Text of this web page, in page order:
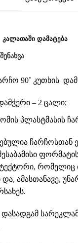
ᲙᲐᲚᲐᲗᲐᲨᲘ ᲓᲐᲛᲐᲢᲔᲑᲐ
შენახვა
90˚ კუთხის
– 2 ცალი;
პლასტმასის
ჩარჩოსთან
, რომელიც
და, ამასთანავე,
დასადგამ